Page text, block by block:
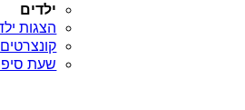
ילדים
הצגות
שעת